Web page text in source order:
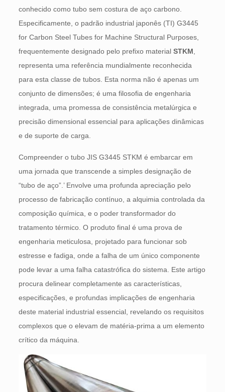
conhecido como tubo sem costura de aço carbono.
Especificamente, o padrão industrial japonês (TI) G3445
for Carbon Steel Tubes for Machine Structural Purposes,
frequentemente designado pelo prefixo material STKM
representa uma referência mundialmente reconhecida
para esta classe de tubos. Esta norma não é apenas um
conjunto de dimensões; é uma filosofia de engenharia
integrada, uma promessa de consistência metalúrgica e
precisão dimensional essencial para aplicações dinâmicas
e de suporte de carga.
Compreender o tubo JIS G3445 STKM é embarcar em
uma jornada que transcende a simples designação de
“tubo de aço”.’ Envolve uma profunda apreciação pelo
processo de fabricação contínuo, a alquimia controlada da
composição química, e o poder transformador do
tratamento térmico. O produto final é uma prova de
engenharia meticulosa, projetado para funcionar sob
estresse e fadiga, onde a falha de um único componente
pode levar a uma falha catastrófica do sistema. Este artigo
procura delinear completamente as características,
especificações, e profundas implicações de engenharia
deste material industrial essencial, revelando os requisitos
complexos que o elevam de matéria-prima a um elemento
crítico da máquina.